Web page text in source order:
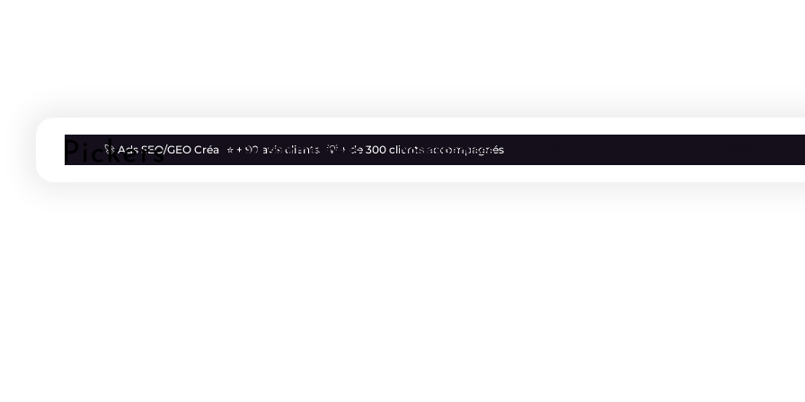
🚀 Ads SEO/GEO Créa ⭐ + 90 avis clients 💡 + de 300 clients accompagnés
Qui sommes nous Nos expertises
Blog Marketing Digital